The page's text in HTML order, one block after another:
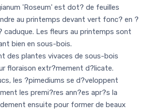
'Roseum' est dot? de feuilles
au printemps devant vert fonc? en ?
caduque. Les fleurs au printemps sont
bien en sous-bois.
des plantes vivaces de sous-bois
floraison extr?mement d?licate.
les ?pimediums se d?veloppent
les premi?res ann?es apr?s la
ensuite pour former de beaux